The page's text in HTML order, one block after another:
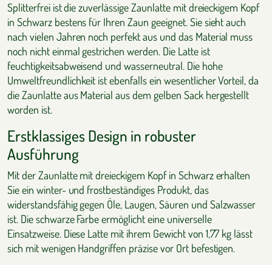
Splitterfrei ist die zuverlässige Zaunlatte mit dreieckigem Kopf
in Schwarz bestens für Ihren Zaun geeignet. Sie sieht auch
nach vielen Jahren noch perfekt aus und das Material muss
noch nicht einmal gestrichen werden. Die Latte ist
feuchtigkeitsabweisend und wasserneutral. Die hohe
Umweltfreundlichkeit ist ebenfalls ein wesentlicher Vorteil, da
die Zaunlatte aus Material aus dem gelben Sack hergestellt
worden ist.
Erstklassiges Design in robuster
Ausführung
Mit der Zaunlatte mit dreieckigem Kopf in Schwarz erhalten
Sie ein winter- und frostbeständiges Produkt, das
widerstandsfähig gegen Öle, Laugen, Säuren und Salzwasser
ist. Die schwarze Farbe ermöglicht eine universelle
Einsatzweise. Diese Latte mit ihrem Gewicht von 1,77 kg lässt
sich mit wenigen Handgriffen präzise vor Ort befestigen.